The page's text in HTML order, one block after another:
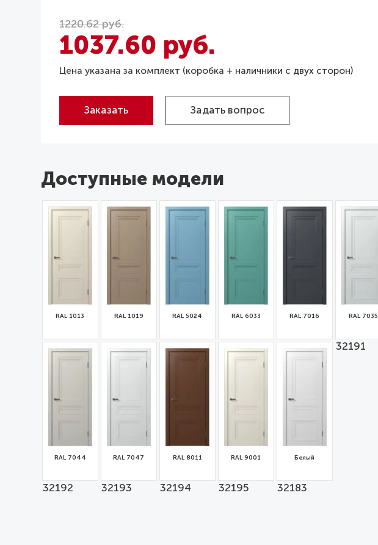
1220.62 руб.
1037.60 руб.
Цена указана за комплект (коробка + наличники с двух сторон)
Заказать Задать вопрос
Доступные модели
RAL 1013
32184
RAL 1019
32186
RAL 5024
32187
RAL 6033
32188
RAL 7016
32190
RAL 7035
32191
RAL 7044
32192
RAL 7047
32193
RAL 8011
32194
RAL 9001
32195
Белый
32183